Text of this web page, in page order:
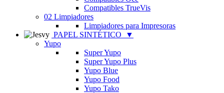
Compatibles TrueVis
02 Limpiadores
Limpiadores para Impresoras
PAPEL SINTÉTICO
▼
Yupo
Super Yupo
Super Yupo Plus
Yupo Blue
Yupo Food
Yupo Tako